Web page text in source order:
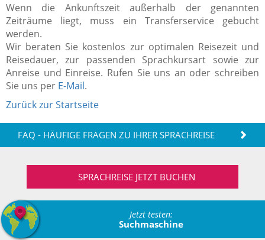
Wenn die Ankunftszeit außerhalb der genannten
Zeiträume liegt, muss ein Transferservice gebucht
werden.
Wir beraten Sie kostenlos zur optimalen Reisezeit und
Reisedauer, zur passenden Sprachkursart sowie zur
Anreise und Einreise. Rufen Sie uns an oder schreiben
Sie uns per E-Mail.
Zurück zur Startseite
FAQ - HÄUFIGE FRAGEN ZU IHRER SPRACHREISE
SPRACHREISE JETZT BUCHEN
Jetzt testen:
Suchmaschine